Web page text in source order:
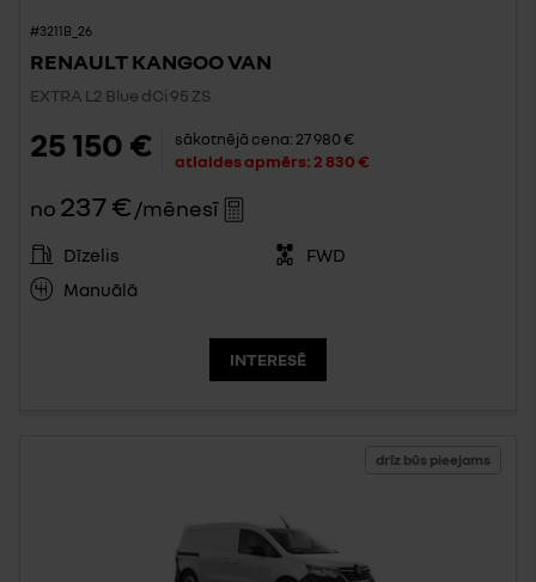
#3211B_26
RENAULT KANGOO VAN
EXTRA L2 Blue dCi 95 ZS
25 150 € sākotnējā cena: 27 980 €
atlaides apmērs: 2 830 €
no 237 € /mēnesī
Dīzelis
FWD
Manuālā
INTERESĒ
drīz būs pieejams